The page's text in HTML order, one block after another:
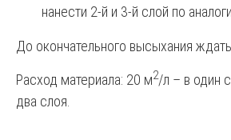
нанести 2-й и 3-й слой по
До окончательного высыхания
Расход материала: 20 м2/л – в один
два слоя.